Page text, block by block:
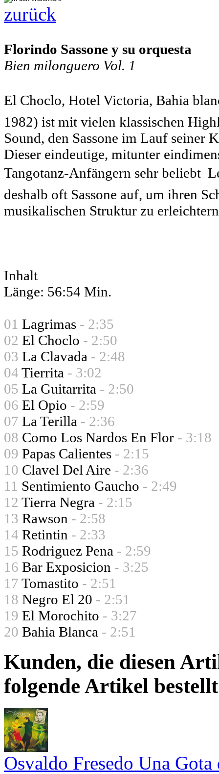
zurück
Florindo Sassone y su orquesta
Bien milonguero Vol. 1
El Choclo, Hotel Victoria, Bahia
1982) ist mit vielen klassischen
Sound, den Sassone im Lauf seiner
Dieser eindeutige, mitunter
Tangotanz-Anfängern sehr beliebt 
deshalb oft Sassone auf, um ihren
musikalischen Struktur zu
Inhalt
Länge: 56:54 Min.
01 Lagrimas - 2:35
02 El Choclo - 2:50
03 La Clavada - 2:48
04 Tierrita - 3:02
05 La Guitarrita - 2:50
06 El Opio - 2:59
07 La Terilla - 2:36
08 Como Los Nardos En Flor - 3:18
09 Papas Calientes - 2:15
10 Clavel Del Aire - 2:36
11 Sentimiento Gaucho - 2:49
12 Tierra Negra - 2:15
13 Rawson - 2:58
14 Retintin - 2:33
15 Rodriguez Pena - 2:59
16 Bar Exposicion - 3:25
17 Tomastito - 2:51
18 Negro El 20 - 2:51
19 El Morochito - 3:27
20 Bahia Blanca - 2:51
Kunden, die diesen
folgende Artikel
Osvaldo Fresedo Una Gota